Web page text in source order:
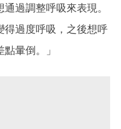
過調整呼吸來表現。
得過度呼吸，之後想呼
暈倒。」